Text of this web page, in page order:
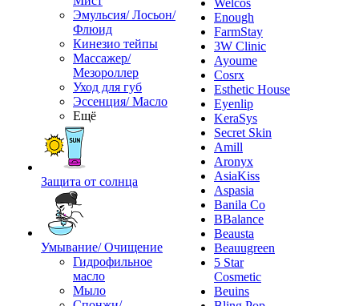
Эмульсия/ Лосьон/
Флюид
Кинезио тейпы
Массажер/
Мезороллер
Уход для губ
Эссенция/ Масло
Ещё
Защита от солнца
Умывание/ Очищение
Гидрофильное
масло
Мыло
Welcos
Enough
FarmStay
3W Clinic
Ayoume
Cosrx
Esthetic House
Eyenlip
KeraSys
Secret Skin
Amill
Aronyx
AsiaKiss
Aspasia
Banila Co
BBalance
Beausta
Beauugreen
5 Star
Cosmetic
Beuins